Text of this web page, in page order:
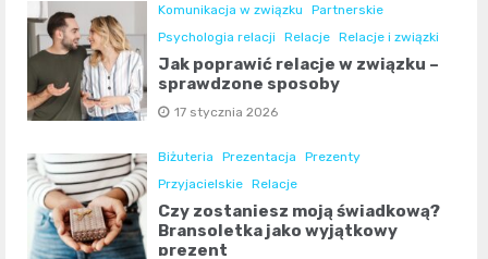
Komunikacja w związku
Partnerskie
Psychologia relacji
Relacje Relacje i związki
Jak poprawić relacje w związku –
sprawdzone sposoby
17 stycznia 2026
Biżuteria Prezentacja
Prezenty
Przyjacielskie Relacje
Czy zostaniesz moją świadkową?
Bransoletka jako wyjątkowy
prezent